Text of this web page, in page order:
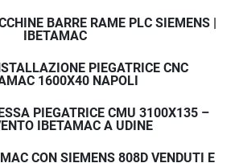
di fermo macchina
significa perdita economica.
è pensato per garantire
tecnica
BARRE RAME PLC SIEMENS |
IBETAMAC
PIEGATRICE CNC
1600X40 NAPOLI
PIEGATRICE CMU 3100X135 –
IBETAMAC A UDINE
CON SIEMENS 808D VENDUTI E